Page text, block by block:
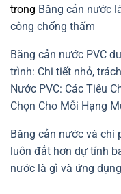
trong Băng cản nước
công chống thấm
Băng cản nước PVC
trình: Chi tiết nhỏ,
Nước PVC: Các Tiêu
Chọn Cho Mỗi Hạng
Băng cản nước và chi
luôn đắt hơn dự tính
nước là gì và ứng